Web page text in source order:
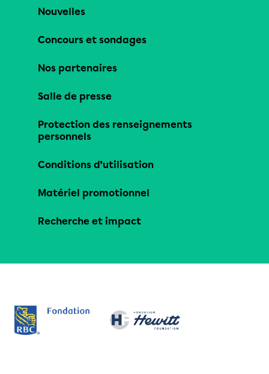
Nouvelles
Concours et sondages
Nos partenaires
Salle de presse
Protection des renseignements
personnels
Conditions d’utilisation
Matériel promotionnel
Recherche et impact